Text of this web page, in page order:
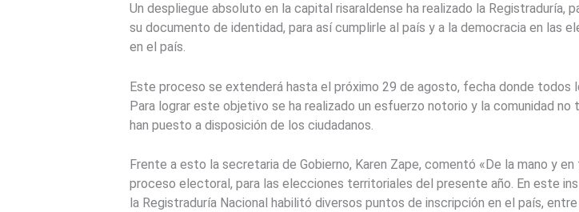
Un despliegue absoluto en la capital risaraldense ha realizado la Registraduría,
su documento de identidad, para así cumplirle al país y a la democracia en las
en el país.
Este proceso se extenderá hasta el próximo 29 de agosto, fecha donde todos
Para lograr este objetivo se ha realizado un esfuerzo notorio y la comunidad
han puesto a disposición de los ciudadanos.
Frente a esto la secretaria de Gobierno, Karen Zape, comentó «De la mano y
proceso electoral, para las elecciones territoriales del presente año. En este
la Registraduría Nacional habilitó diversos puntos de inscripción en el país,